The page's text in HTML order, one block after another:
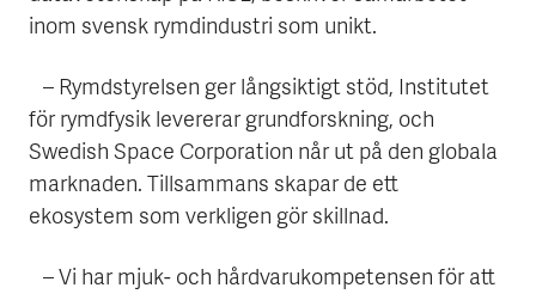
inom svensk rymdindustri som unikt.
– Rymdstyrelsen ger långsiktigt stöd, Institutet
för rymdfysik levererar grundforskning, och
Swedish Space Corporation når ut på den globala
marknaden. Tillsammans skapar de ett
ekosystem som verkligen gör skillnad.
– Vi har mjuk- och hårdvarukompetensen för att